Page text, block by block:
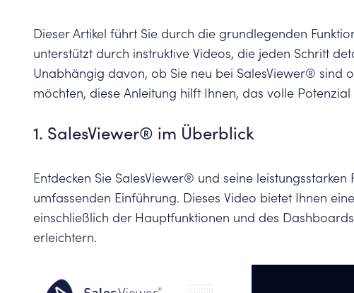
Dieser Artikel führt Sie durch die grundlegenden
unterstützt durch instruktive Videos, die jeden Schritt
Unabhängig davon, ob Sie neu bei SalesViewer® sind
möchten, diese Anleitung hilft Ihnen, das volle
1. SalesViewer® im Überblick
Entdecken Sie SalesViewer® und seine leistungsstarken
umfassenden Einführung. Dieses Video bietet Ihnen
einschließlich der Hauptfunktionen und des
erleichtern.